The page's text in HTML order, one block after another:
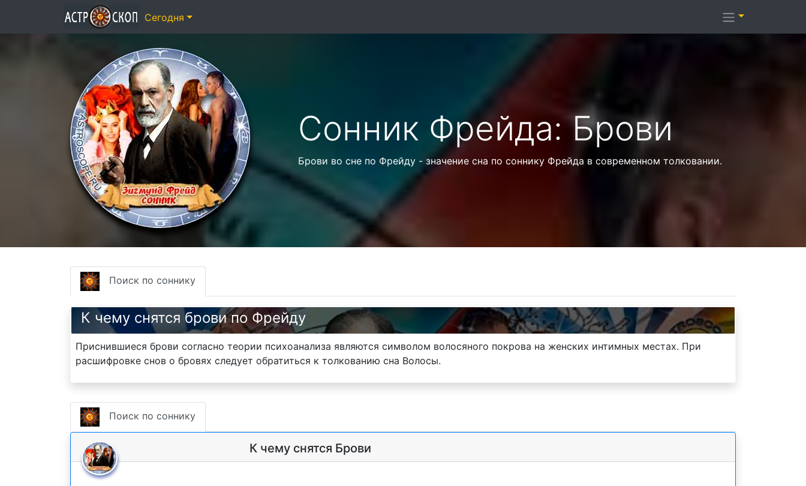
Сонник Фрейда: Брови
Брови во сне по Фрейду - значение сна по соннику Фрейда в современном толковании.
Поиск по соннику
К чему снятся брови по Фрейду
Приснившиеся брови согласно теории психоанализа являются символом волосяного покрова на женских интимных местах. При
расшифровке снов о бровях следует обратиться к толкованию сна Волосы.
Поиск по соннику
К чему снятся Брови
Сегодня